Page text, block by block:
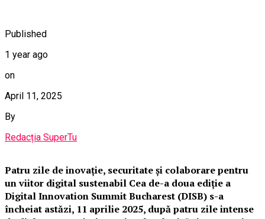
Published
1 year ago
on
April 11, 2025
By
Redacția SuperTu
Patru zile de inovație, securitate și colaborare pentru
un viitor digital sustenabil Cea de-a doua ediție a
Digital Innovation Summit Bucharest (DISB) s-a
încheiat astăzi, 11 aprilie 2025, după patru zile intense